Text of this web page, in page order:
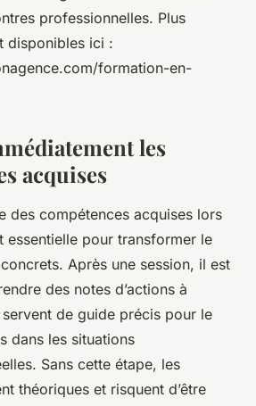
professionnelles. Plus
disponibles ici :
formation-en-
les
acquises
des compétences acquises lors
essentielle pour transformer le
Après une session, il est
des notes d’actions à
de guide précis pour le
dans les situations
Sans cette étape, les
théoriques et risquent d’être